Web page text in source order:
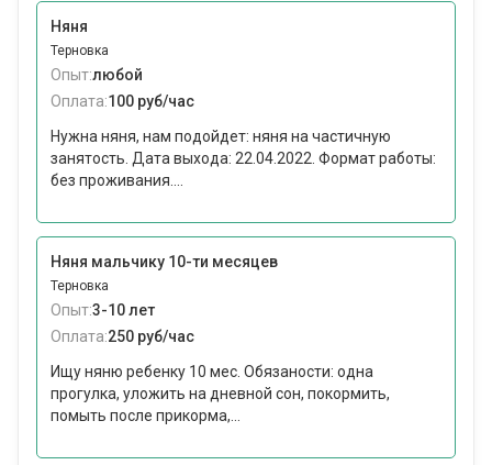
Няня
Терновка
Опыт:любой
Оплата:100 руб/час
Нужна няня, нам подойдет: няня на частичную
занятость. Дата выхода: 22.04.2022. Формат работы:
без проживания....
Няня мальчику 10-ти месяцев
Терновка
Опыт:3-10 лет
Оплата:250 руб/час
Ищу няню ребенку 10 мес. Обязаности: одна
прогулка, уложить на дневной сон, покормить,
помыть после прикорма,...